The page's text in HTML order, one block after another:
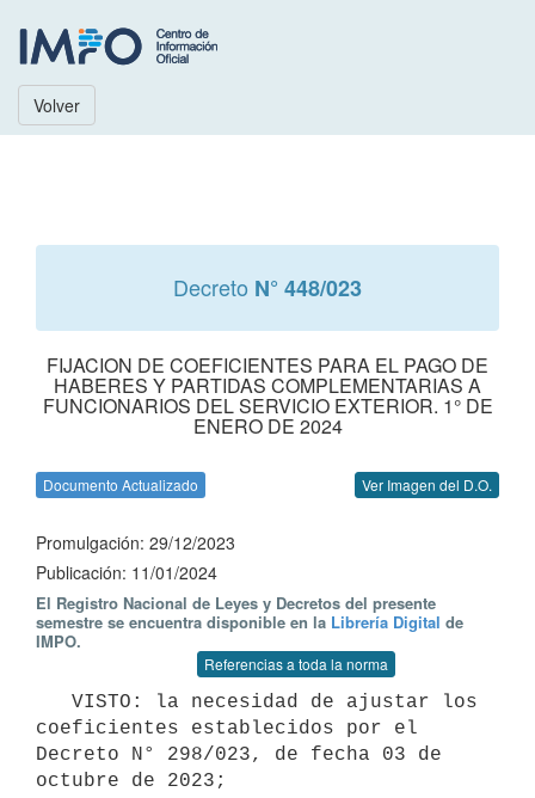
Volver
Decreto N° 448/023
FIJACION DE COEFICIENTES PARA EL PAGO DE
HABERES Y PARTIDAS COMPLEMENTARIAS A
FUNCIONARIOS DEL SERVICIO EXTERIOR. 1° DE
ENERO DE 2024
Documento Actualizado Ver Imagen del D.O.
Promulgación: 29/12/2023
Publicación: 11/01/2024
El Registro Nacional de Leyes y Decretos del presente
semestre se encuentra disponible en la Librería Digital de
IMPO.
Referencias a toda la norma
coeficientes establecidos por el
Decreto N° 298/023, de fecha 03 de
octubre de 2023;